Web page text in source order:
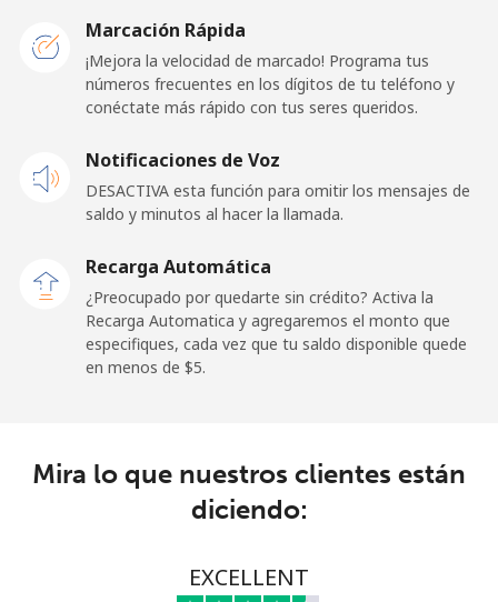
Papua New Guinea
Línea fija ⁦197.5c⁩ 2 min por ⁦$5⁩ -
Paraguay
Línea fija ⁦5.5c⁩
⁦9.9c⁩ 50 min por ⁦$5⁩ ⁦11c⁩
Peru
Celular ⁦1.5c⁩ 333 min por ⁦$5⁩ -
Marcación Rápida
¡Mejora la velocidad de marcado! Programa tus
números frecuentes en los dígitos de tu teléfono y
conéctate más rápido con tus seres queridos.
Notificaciones de Voz
DESACTIVA esta función para omitir los mensajes de
saldo y minutos al hacer la llamada.
Recarga Automática
¿Preocupado por quedarte sin crédito? Activa la
Recarga Automatica y agregaremos el monto que
especifiques, cada vez que tu saldo disponible quede
en menos de ⁦$5⁩.
Mira lo que nuestros clientes están
diciendo:
EXCELLENT